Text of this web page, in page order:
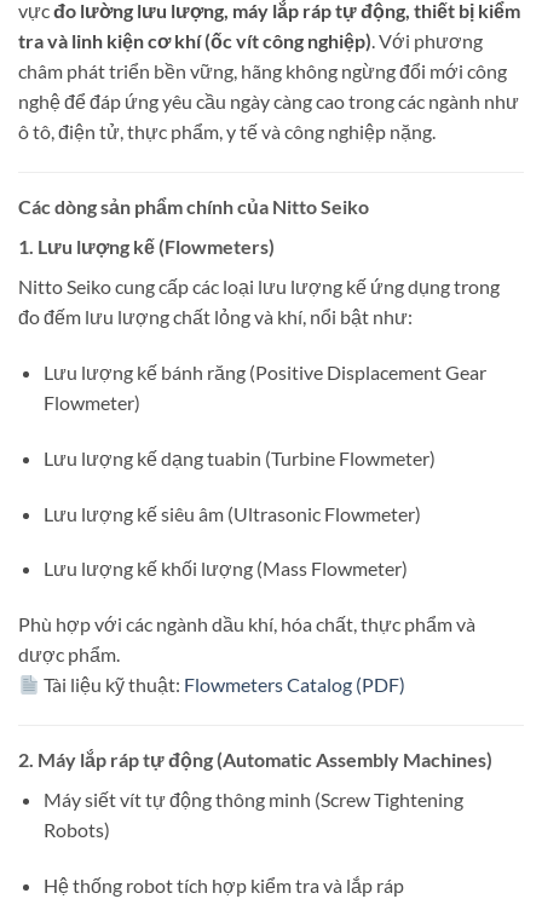
vựcđo lường lưu lượng, máy lắp ráp tự động, thiết bị kiểm
tra và linh kiện cơ khí (ốc vít công nghiệp). Với phương
châm phát triển bền vững, hãng không ngừng đổi mới công
nghệ để đáp ứng yêu cầu ngày càng cao trong các ngành như
ô tô, điện tử, thực phẩm, y tế và công nghiệp nặng.
Các dòng sản phẩm chính của Nitto Seiko
1. Lưu lượng kế (Flowmeters)
Nitto Seiko cung cấp các loại lưu lượng kế ứng dụng trong
đo đếm lưu lượng chất lỏng và khí, nổi bật như:
Lưu lượng kế bánh răng (Positive Displacement Gear
Flowmeter)
Lưu lượng kế dạng tuabin (Turbine Flowmeter)
Lưu lượng kế siêu âm (Ultrasonic Flowmeter)
Lưu lượng kế khối lượng (Mass Flowmeter)
Phù hợp với các ngành dầu khí, hóa chất, thực phẩm và
dược phẩm.
Tài liệu kỹ thuật: Flowmeters Catalog (PDF)
2. Máy lắp ráp tự động (Automatic Assembly Machines)
Máy siết vít tự động thông minh (Screw Tightening
Robots)
Hệ thống robot tích hợp kiểm tra và lắp ráp